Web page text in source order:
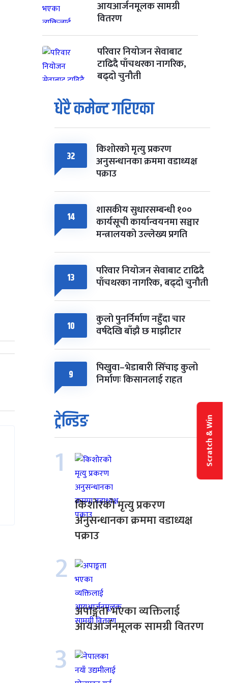
आयआर्जनमूलक सामग्री
वितरण
परिवार नियोजन सेवाबाट
टाढिदै पाँचथरका नागरिक,
बढ्दो चुनौती
धेरै कमेन्ट गरिएका
32 किशोरको मृत्यु प्रकरण
अनुसन्धानका क्रममा वडाध्यक्ष
पक्राउ
14 शासकीय सुधारसम्बन्धी १००
कार्यसूची कार्यान्वयनमा सञ्चार
मन्त्रालयको उल्लेख्य प्रगति
13 परिवार नियोजन सेवाबाट टाढिदै
पाँचथरका नागरिक, बढ्दो चुनौती
10 कुलो पुनर्निर्माण नहुँदा चार
वर्षदेखि बाँझै छ माझीटार
9 पिखुवा–भेडाबारी सिँचाइ कुलो
निर्माणः किसानलाई राहत
ट्रेन्डिङ
1
किशोरको मृत्यु प्रकरण
अनुसन्धानका क्रममा वडाध्यक्ष
पक्राउ
2
अपाङ्गता भएका व्यक्तिलाई
आयआर्जनमूलक सामग्री वितरण
3
Scratch & Win